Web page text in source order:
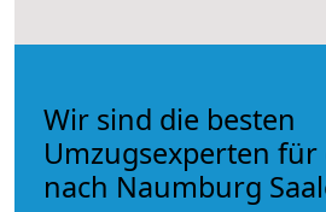
Wir sind die besten
Umzugsexperten
nach Naumburg